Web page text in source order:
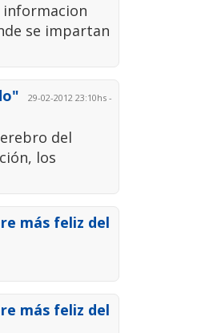
informacion
se impartan
29-02-2012 23:10hs -
del
los
más feliz del
más feliz del